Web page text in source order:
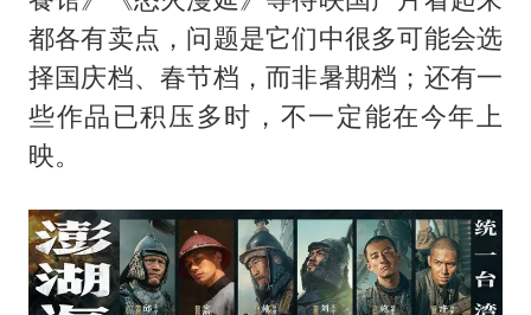
都各有卖点，问题是它们中很多可能会选
择国庆档、春节档，而非暑期档；还有一
些作品已积压多时，不一定能在今年上
映。